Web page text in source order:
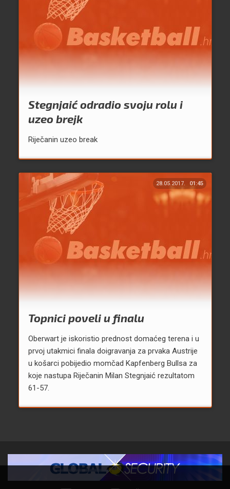
Stegnjaić odradio svoju rolu i
uzeo brejk
Riječanin uzeo break
28.05.2017. 01:45
Topnici poveli u finalu
Oberwart je iskoristio prednost domaćeg terena i u
prvoj utakmici finala doigravanja za prvaka Austrije
u košarci pobijedio momčad Kapfenberg Bullsa za
koje nastupa Riječanin Milan Stegnjaić rezultatom
61-57.